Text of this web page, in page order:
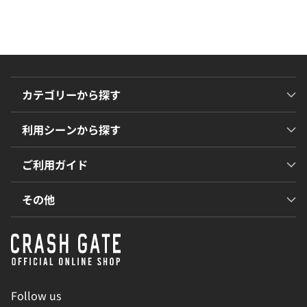
カテゴリーから探す
利用シーンから探す
ご利用ガイド
その他
Follow us